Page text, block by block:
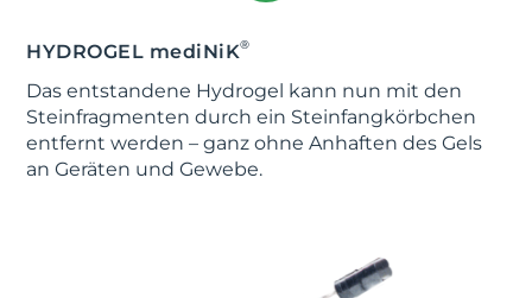
HYDROGEL mediNiK®
Das entstandene Hydrogel kann nun mit den
Stein­frag­menten durch ein Stein­fang­körbchen
entfernt werden – ganz ohne Anhaften des Gels
an Geräten und Gewebe.